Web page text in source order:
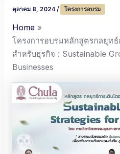
ตุลาคม 8, 2024/ โครงการอบรม
Home
โครงการอบรมหลักสูตรกลยุท
สำหรับธุรกิจ : Sustainable
Businesses